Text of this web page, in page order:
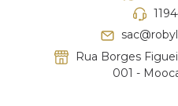
Rua Borges
001 -